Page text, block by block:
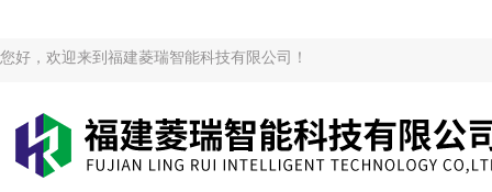
您好，欢迎来到福建菱瑞智能科技有限公司！